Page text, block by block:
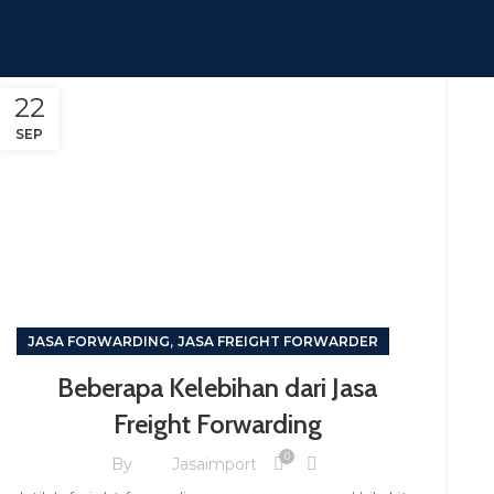
22
SEP
JASA FORWARDING, JASA FREIGHT FORWARDER
Beberapa Kelebihan dari Jasa
Freight Forwarding
By Jasaimport 0